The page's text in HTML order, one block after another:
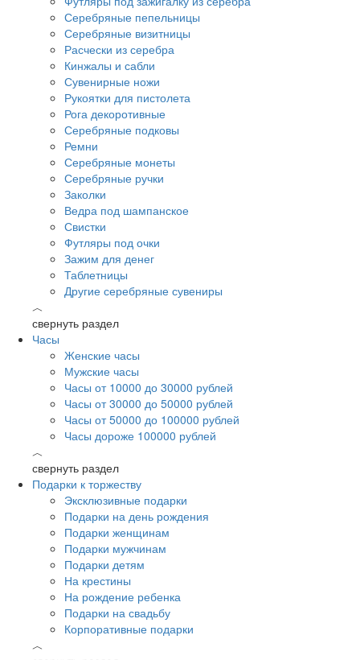
Серебряные пепельницы
Серебряные визитницы
Расчески из серебра
Кинжалы и сабли
Сувенирные ножи
Рукоятки для пистолета
Рога декоротивные
Серебряные подковы
Ремни
Серебряные монеты
Серебряные ручки
Заколки
Ведра под шампанское
Свистки
Футляры под очки
Зажим для денег
Таблетницы
Другие серебряные сувениры
︿
свернуть раздел
Часы
Женские часы
Мужские часы
Часы от 10000 до 30000 рублей
Часы от 30000 до 50000 рублей
Часы от 50000 до 100000 рублей
Часы дороже 100000 рублей
︿
свернуть раздел
Подарки к торжеству
Эксклюзивные подарки
Подарки на день рождения
Подарки женщинам
Подарки мужчинам
Подарки детям
На крестины
На рождение ребенка
Подарки на свадьбу
Корпоративные подарки
︿